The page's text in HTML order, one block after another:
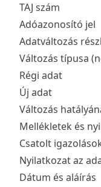
TAJ szám
Adóazonosító jel
Adatváltozás
Változás típusa
Régi adat
Új adat
Változás
Mellékletek és
Csatolt
Nyilatkozat az
Dátum és aláírás